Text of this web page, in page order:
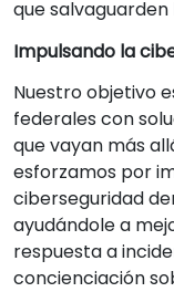
que salvaguarden
Impulsando la
Nuestro objetivo
federales con
que vayan más
esforzamos por
ciberseguridad
ayudándole a
respuesta a
concienciación